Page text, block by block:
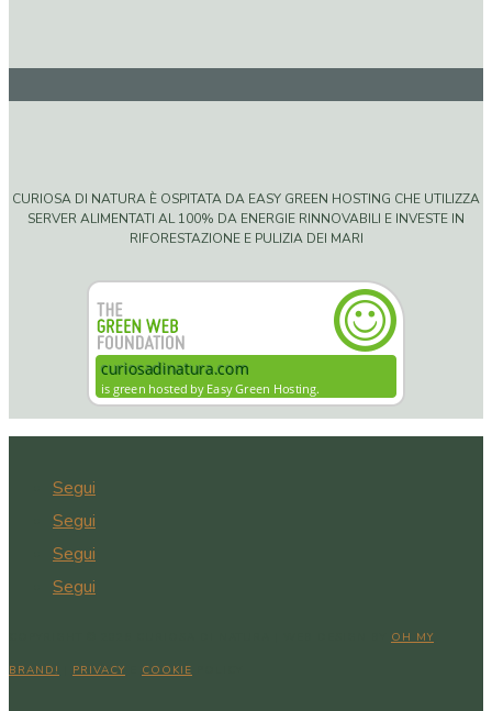
CURIOSA DI NATURA È OSPITATA DA EASY GREEN HOSTING CHE UTILIZZA
SERVER ALIMENTATI AL 100% DA ENERGIE RINNOVABILI E INVESTE IN
RIFORESTAZIONE E PULIZIA DEI MARI
Segui
Segui
Segui
Segui
OH MY
BRAND! PRIVACY COOKIE